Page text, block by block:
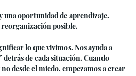
una oportunidad de aprendizaje.
posible.
lo que vivimos. Nos ayuda a
de cada situación. Cuando
desde el miedo, empezamos a crear